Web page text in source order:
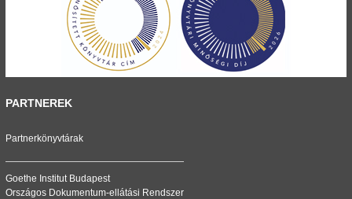
PARTNEREK
Partnerkönyvtárak
Goethe Institut Budapest
Országos Dokumentum-ellátási Rendszer